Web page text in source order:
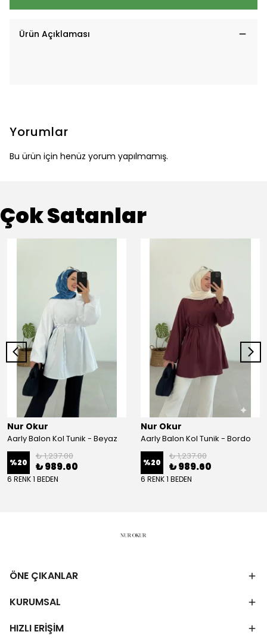
Ürün Açıklaması
Yorumlar
Bu ürün için henüz yorum yapılmamış.
Çok Satanlar
Nur Okur
Aarly Balon Kol Tunik - Beyaz
%20
₺ 1,237.00
₺ 989.60
6 RENK 1 BEDEN
Nur Okur
Aarly Balon Kol Tunik - Bordo
%20
₺ 1,237.00
₺ 989.60
6 RENK 1 BEDEN
+
ÖNE ÇIKANLAR
KURUMSAL
HIZLI ERİŞİM